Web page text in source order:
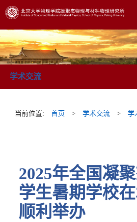
学术交流
当前位置: 首页 > 学术交流 > 学
2025年全国凝
学生暑期学校
顺利举办